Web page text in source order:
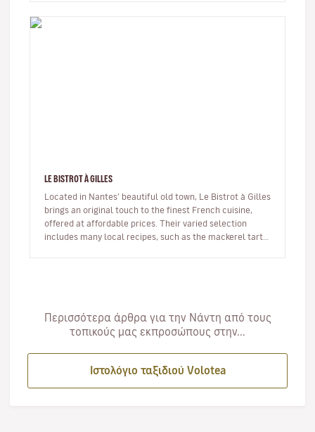
LE BISTROT À GILLES
Located in Nantes’ beautiful old town, Le Bistrot à Gilles
brings an original touch to the finest French cuisine,
offered at affordable prices. Their varied selection
includes many local recipes, such as the mackerel tart
Περισσότερα άρθρα για την Νάντη από τους
τοπικούς μας εκπροσώπους στην...
Ιστολόγιο ταξιδιού Volotea